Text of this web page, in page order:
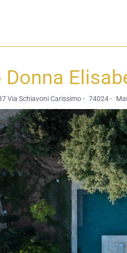
Donna
Via Schiavoni Carissimo - 74024 -